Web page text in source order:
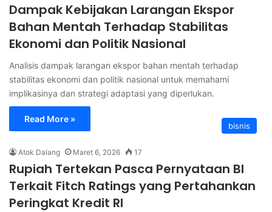
Dampak Kebijakan Larangan Ekspor
Bahan Mentah Terhadap Stabilitas
Ekonomi dan Politik Nasional
Analisis dampak larangan ekspor bahan mentah terhadap
stabilitas ekonomi dan politik nasional untuk memahami
implikasinya dan strategi adaptasi yang diperlukan.
Read More »
bisnis
Atok Dalang Maret 6, 2026 17
Rupiah Tertekan Pasca Pernyataan BI
Terkait Fitch Ratings yang Pertahankan
Peringkat Kredit RI